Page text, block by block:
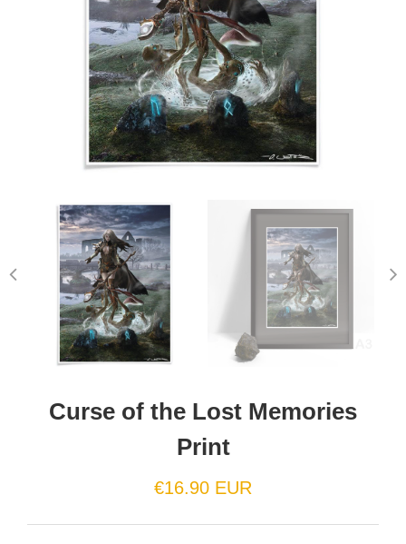
Curse of the Lost Memories
Print
€16.90 EUR